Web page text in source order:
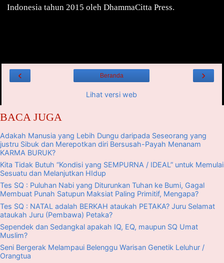
Indonesia tahun 2015 oleh DhammaCitta Press.
‹ ›
Beranda
Lihat versi web
BACA JUGA
Adakah Manusia yang Lebih Dungu daripada Seseorang yang
justru Sibuk dan Merepotkan diri Bersusah-Payah Menanam
KARMA BURUK?
Kita Tidak Butuh “Kondisi yang SEMPURNA / IDEAL” untuk Memulai
Sesuatu dan Melanjutkan HIdup
Tes SQ : Puluhan Nabi yang Diturunkan Tuhan ke Bumi, Gagal
Membuat Punah Satupun Maksiat Paling Primitif, Mengapa?
Tes SQ : NATAL adalah BERKAH ataukah PETAKA? Juru Selamat
ataukah Juru (Pembawa) Petaka?
Sependek dan Sedangkal apakah IQ, EQ, maupun SQ Umat
Muslim?
Seni Bergerak Melampaui Belenggu Warisan Genetik Leluhur /
Orangtua